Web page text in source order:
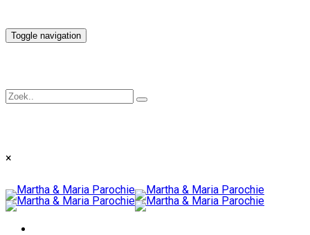
Toggle navigation
×